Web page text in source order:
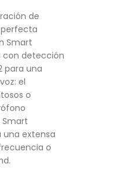
de
Smart
con detección
para una
el
o
una extensa
o